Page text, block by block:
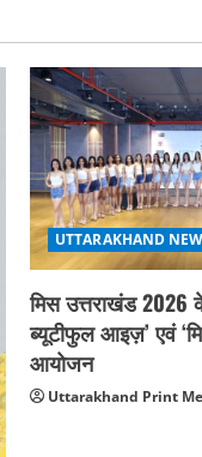
UTTARAKHAND
मिस उत्तराखंड 2026
ब्यूटीफुल आइज़’ एवं
आयोजन
Uttarakhand Print